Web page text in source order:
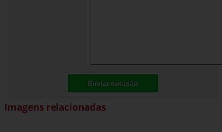
Enviar cotação
Imagens relacionadas